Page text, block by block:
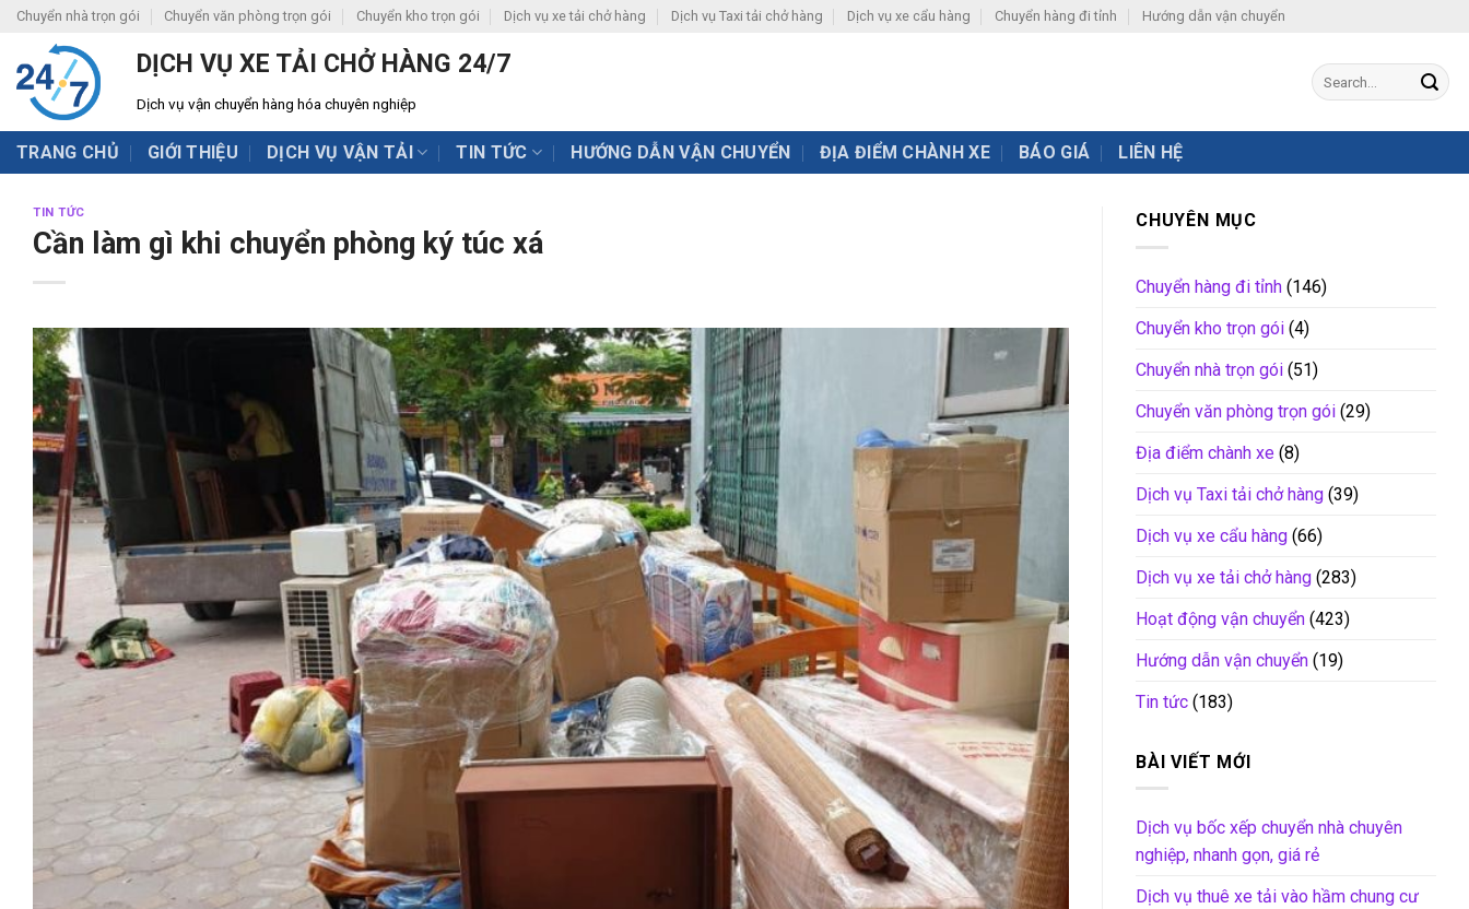
Skip
content
Chuyển nhà trọn gói Chuyển văn phòng trọn gói Chuyển kho trọn gói Dịch vụ xe tải chở hàng Dịch vụ Taxi tải chở hàng Dịch vụ xe cẩu hàng Chuyển hàng đi tỉnh Hướng dẫn vận chuyển
DỊCH VỤ XE TẢI CHỞ HÀNG 24/7
Dịch vụ vận chuyển hàng hóa chuyên nghiệp
TRANG CHỦ GIỚI THIỆU DỊCH VỤ VẬN TẢI TIN TỨC HƯỚNG DẪN VẬN CHUYỂN ĐỊA ĐIỂM CHÀNH XE BÁO GIÁ LIÊN HỆ
TIN TỨC
Cần làm gì khi chuyển phòng ký túc xá
CHUYÊN MỤC
Chuyển hàng đi tỉnh (146)
Chuyển kho trọn gói (4)
Chuyển nhà trọn gói (51)
Chuyển văn phòng trọn gói (29)
Địa điểm chành xe (8)
Dịch vụ Taxi tải chở hàng (39)
Dịch vụ xe cẩu hàng (66)
Dịch vụ xe tải chở hàng (283)
Hoạt động vận chuyển (423)
Hướng dẫn vận chuyển (19)
Tin tức (183)
BÀI VIẾT MỚI
Dịch vụ bốc xếp chuyển nhà chuyên
nghiệp, nhanh gọn, giá rẻ
Dịch vụ thuê xe tải vào hầm chung cư